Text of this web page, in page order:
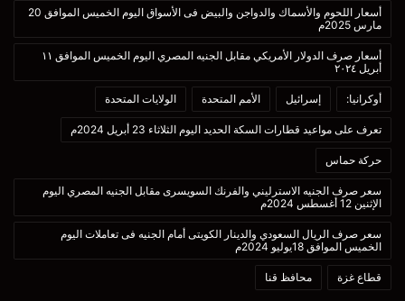
أسعار اللحوم والأسماك والدواجن والبيض فى الأسواق اليوم الخميس الموافق 20
مارس 2025م
أسعار صرف الدولار الأمريكي مقابل الجنيه المصري اليوم الخميس الموافق ١١
أبريل ٢٠٢٤
أوكرانيا: إسرائيل الأمم المتحدة الولايات المتحدة
تعرف على مواعيد قطارات السكة الحديد اليوم الثلاثاء 23 أبريل 2024م
حركة حماس
سعر صرف الجنيه الاسترليني والفرنك السويسرى مقابل الجنيه المصري اليوم
الإثنين 12 أغسطس 2024م
سعر صرف الريال السعودي والدينار الكويتى أمام الجنيه فى تعاملات اليوم
الخميس الموافق 18يوليو 2024م
قطاع غزة محافظ قنا